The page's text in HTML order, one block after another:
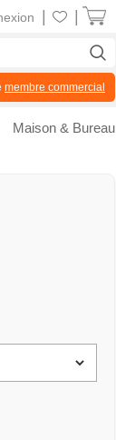
membre commercial
Maison & Bureau